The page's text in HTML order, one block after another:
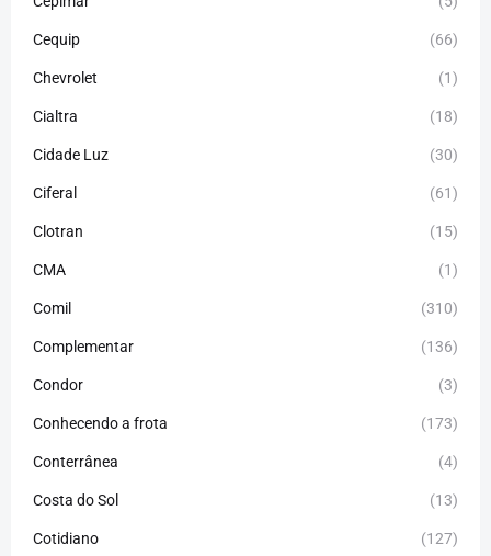
Cequip (66)
Chevrolet (1)
Cialtra (18)
Cidade Luz (30)
Ciferal (61)
Clotran (15)
CMA (1)
Comil (310)
Complementar (136)
Condor (3)
Conhecendo a frota (173)
Conterrânea (4)
Costa do Sol (13)
Cotidiano (127)